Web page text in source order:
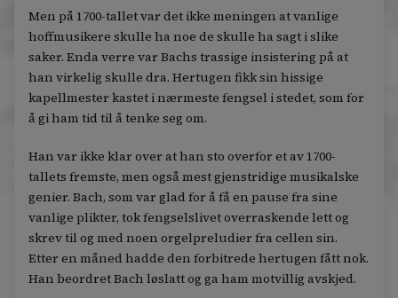
Men på 1700-tallet var det ikke meningen at vanlige
hoffmusikere skulle ha noe de skulle ha sagt i slike
saker. Enda verre var Bachs trassige insistering på at
han virkelig skulle dra. Hertugen fikk sin hissige
kapellmester kastet i nærmeste fengsel i stedet, som for
å gi ham tid til å tenke seg om.
Han var ikke klar over at han sto overfor et av 1700-
tallets fremste, men også mest gjenstridige musikalske
genier. Bach, som var glad for å få en pause fra sine
vanlige plikter, tok fengselslivet overraskende lett og
skrev til og med noen orgelpreludier fra cellen sin.
Etter en måned hadde den forbitrede hertugen fått nok.
Han beordret Bach løslatt og ga ham motvillig avskjed.